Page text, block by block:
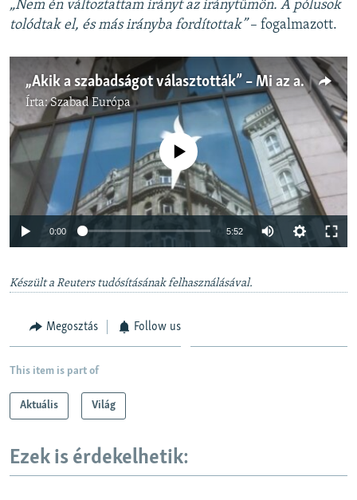
„Nem én változtattam irányt az iránytűmön. A pólusok
tolódtak el, és más irányba fordítottak”– fogalmazott.
„Akik a szabadságot választották” – Mi az a Láthatatlan Egyetem?
Írta:Szabad Európa
720p 1080p
Jelenleg nincs elérhető tartalom
0:00 5:52
Készült a Reuters tudósításának felhasználásával.
Megosztás Follow us
This item is part of
Aktuális Világ
Ezek is érdekelhetik: